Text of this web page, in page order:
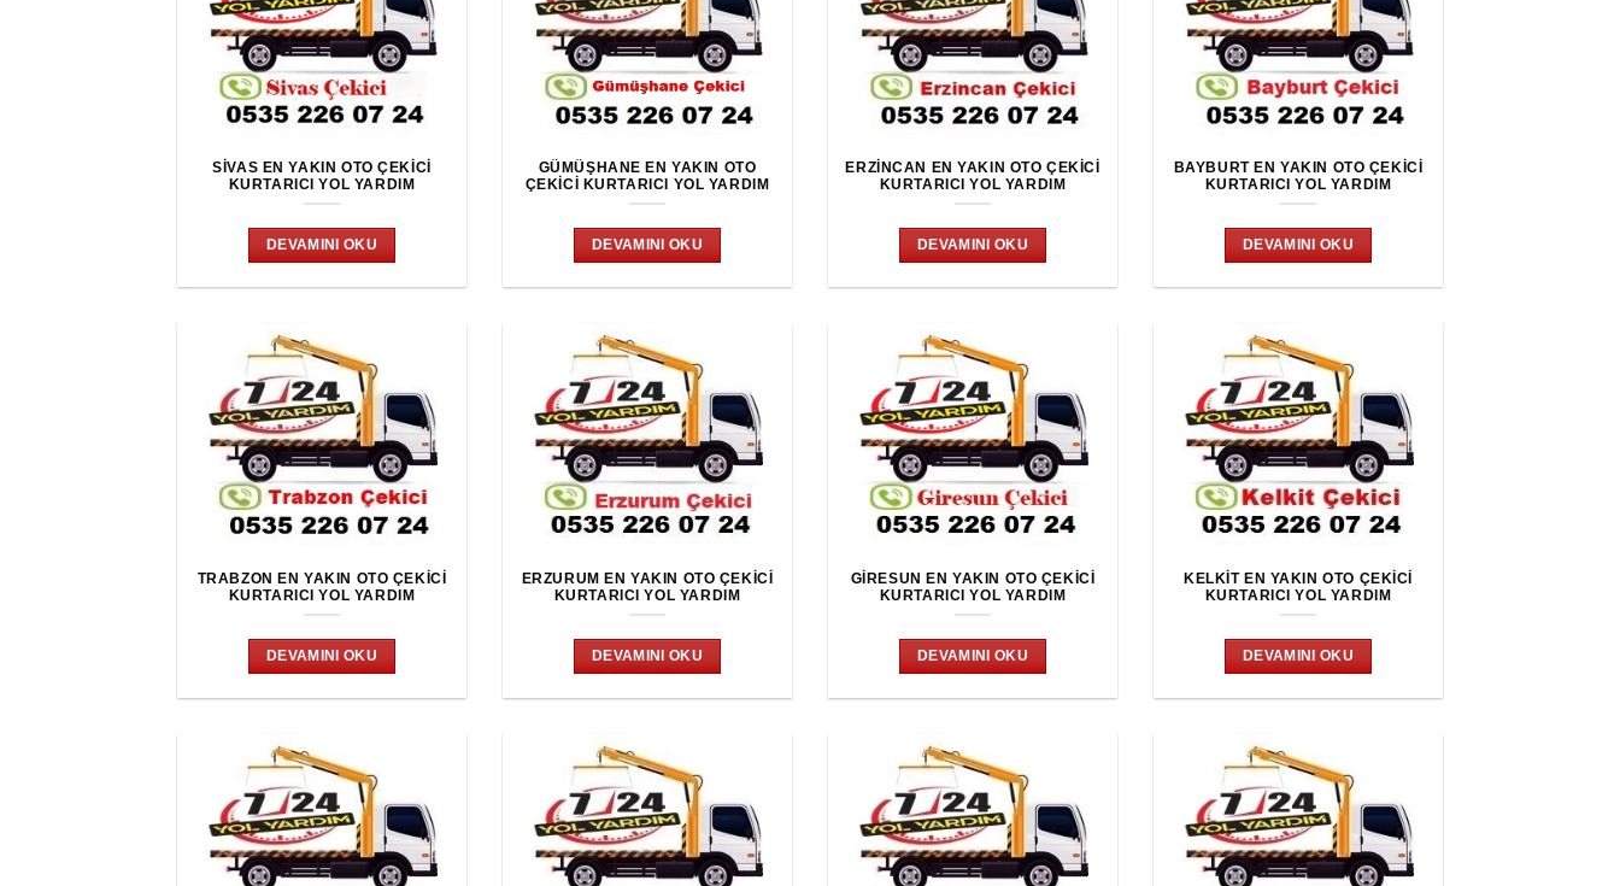
SIVAS EN YAKIN OTO ÇEKICI
KURTARICI YOL YARDIM
DEVAMINI OKU
GÜMÜŞHANE EN YAKIN OTO
ÇEKICI KURTARICI YOL YARDIM
DEVAMINI OKU
ERZINCAN EN YAKIN OTO ÇEKICI
KURTARICI YOL YARDIM
DEVAMINI OKU
BAYBURT EN YAKIN OTO ÇEKICI
KURTARICI YOL YARDIM
DEVAMINI OKU
TRABZON EN YAKIN OTO ÇEKICI
KURTARICI YOL YARDIM
DEVAMINI OKU
ERZURUM EN YAKIN OTO ÇEKICI
KURTARICI YOL YARDIM
DEVAMINI OKU
GIRESUN EN YAKIN OTO ÇEKICI
KURTARICI YOL YARDIM
DEVAMINI OKU
KELKIT EN YAKIN OTO ÇEKICI
KURTARICI YOL YARDIM
DEVAMINI OKU